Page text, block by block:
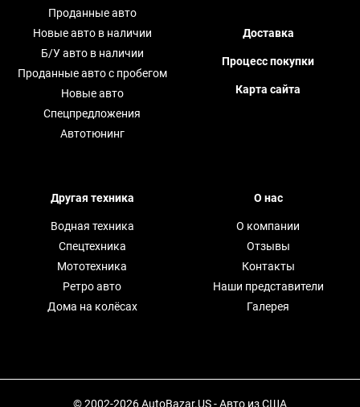
Проданные авто
Новые авто в наличии
Б/У авто в наличии
Проданные авто с пробегом
Новые авто
Спецпредложения
Автотюнинг
Доставка
Процесс покупки
Карта сайта
Другая техника
Водная техника
Спецтехника
Мототехника
Ретро авто
Дома на колёсах
О нас
О компании
Отзывы
Контакты
Наши представители
Галерея
© 2002-2026 AutoBazar.US - Авто из США